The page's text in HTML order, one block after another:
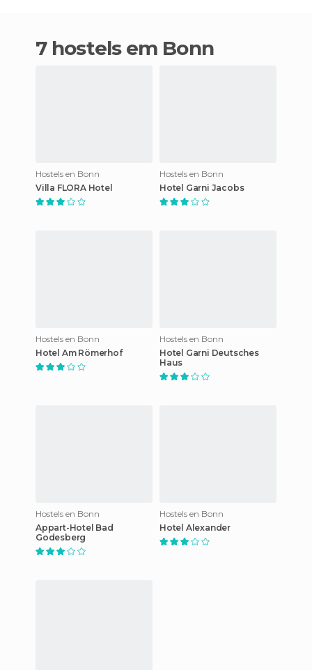
7 hostels em Bonn
Hostels en Bonn
Villa FLORA Hotel
Hostels en Bonn
Hotel Garni Jacobs
Hostels en Bonn
Hotel Am Römerhof
Hostels en Bonn
Hotel Garni Deutsches
Haus
Hostels en Bonn
Appart-Hotel Bad
Godesberg
Hostels en Bonn
Hotel Alexander